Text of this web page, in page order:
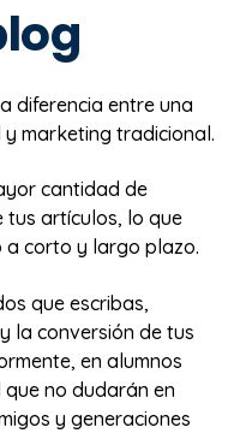
diferencia entre una
marketing tradicional.
cantidad de
artículos, lo que
a corto y largo plazo.
que escribas,
la conversión de tus
en alumnos
no dudarán en
y generaciones